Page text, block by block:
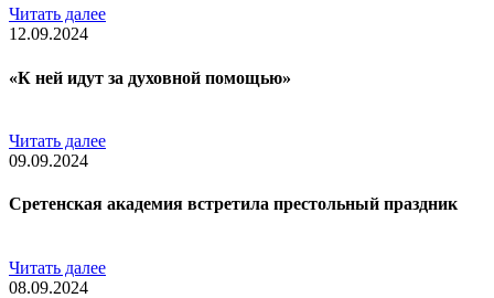
Читать далее
12.09.2024
«К ней идут за духовной помощью»
Читать далее
09.09.2024
Сретенская академия встретила престольный праздник
Читать далее
08.09.2024